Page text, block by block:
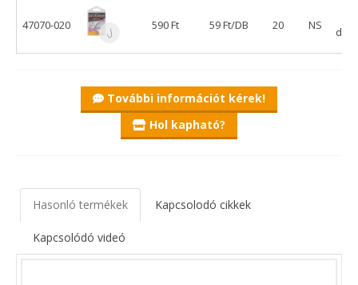
47070-020 590 Ft 59 Ft/DB 20 NS
db/
További információt kérek!
Hol kapható?
Hasonló termékek Kapcsolodó cikkek
Kapcsolódó videó